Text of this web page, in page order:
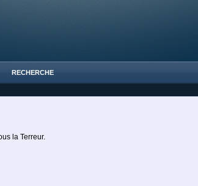
RECHERCHE
la Terreur.